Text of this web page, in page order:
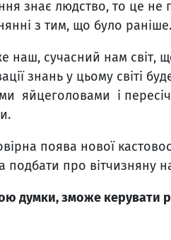
знає людство, то це не
з тим, що було раніше.
наш, сучасний нам світ,
знань у цьому світі
яйцеголовами і
поява нової
подбати про вітчизняну
думки, зможе керувати